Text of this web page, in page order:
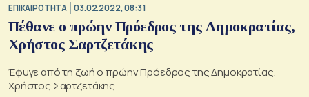
ΕΠΙΚΑΙΡΟΤΗΤΑ 03.02.2022, 08:31
Πέθανε ο πρώην Πρόεδρος της Δημοκρατίας,
Χρήστος Σαρτζετάκης
Έφυγε από τη ζωή ο πρώην Πρόεδρος της Δημοκρατίας,
Χρήστος Σαρτζετάκης